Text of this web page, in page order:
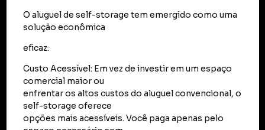
O aluguel de self-storage tem emergido como uma
solução econômica
eficaz:
Custo Acessível: Em vez de investir em um espaço
comercial maior ou
enfrentar os altos custos do aluguel convencional, o
self-storage oferece
opções mais acessíveis. Você paga apenas pelo